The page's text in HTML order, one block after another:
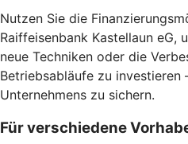
Nutzen Sie die
Raiffeisenbank Kastellaun eG,
neue Techniken oder die
Betriebsabläufe zu investieren
Unternehmens zu sichern.
Für verschiedene